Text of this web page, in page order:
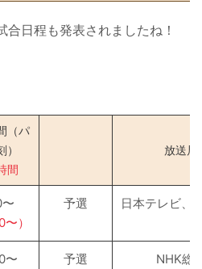
日程も発表されましたね！
（パ
）
間
放送局
〜）
予選 日本テレビ、
〜
予選 NHK総